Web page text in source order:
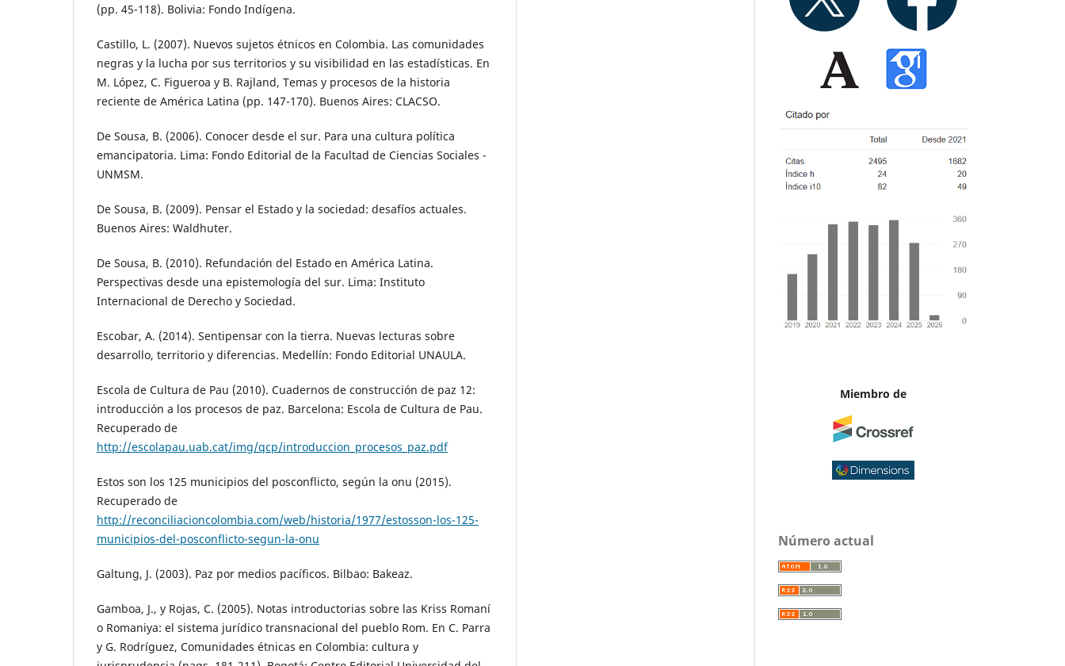
(pp. 45-118). Bolivia: Fondo Indígena.
Castillo, L. (2007). Nuevos sujetos étnicos en Colombia. Las comunidades
negras y la lucha por sus territorios y su visibilidad en las estadísticas. En
M. López, C. Figueroa y B. Rajland, Temas y procesos de la historia
reciente de América Latina (pp. 147-170). Buenos Aires: CLACSO.
De Sousa, B. (2006). Conocer desde el sur. Para una cultura política
emancipatoria. Lima: Fondo Editorial de la Facultad de Ciencias Sociales -
UNMSM.
De Sousa, B. (2009). Pensar el Estado y la sociedad: desafíos actuales.
Buenos Aires: Waldhuter.
De Sousa, B. (2010). Refundación del Estado en América Latina.
Perspectivas desde una epistemología del sur. Lima: Instituto
Internacional de Derecho y Sociedad.
Escobar, A. (2014). Sentipensar con la tierra. Nuevas lecturas sobre
desarrollo, territorio y diferencias. Medellín: Fondo Editorial UNAULA.
Escola de Cultura de Pau (2010). Cuadernos de construcción de paz 12:
introducción a los procesos de paz. Barcelona: Escola de Cultura de Pau.
Recuperado de
http://escolapau.uab.cat/img/qcp/introduccion_procesos_paz.pdf
Estos son los 125 municipios del posconflicto, según la onu (2015).
Recuperado de
http://reconciliacioncolombia.com/web/historia/1977/estosson-los-125-
municipios-del-posconflicto-segun-la-onu
Galtung, J. (2003). Paz por medios pacíficos. Bilbao: Bakeaz.
Gamboa, J., y Rojas, C. (2005). Notas introductorias sobre las Kriss Romaní
o Romaniya: el sistema jurídico transnacional del pueblo Rom. En C. Parra
y G. Rodríguez, Comunidades étnicas en Colombia: cultura y
Miembro de
Número actual